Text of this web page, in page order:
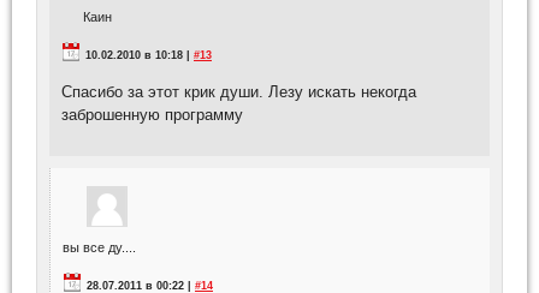
Каин
10.02.2010 в 10:18 | #13
Спасибо за этот крик души. Лезу искать некогда
заброшенную программу
вы все ду....
28.07.2011 в 00:22 | #14